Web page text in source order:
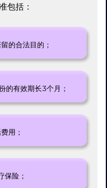
包括：
的合法目的；
的有效期长3个月；
用；
保险；